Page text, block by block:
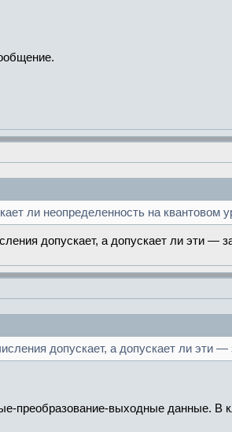
ли неопределенность на квантовом
допускает, а допускает ли эти —
допускает, а допускает ли эти —
преобразование-выходные данные. В